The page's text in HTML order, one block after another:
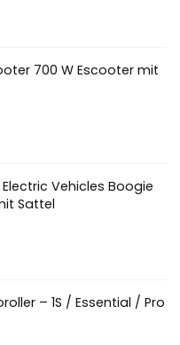
700 W Escooter mit
Electric Vehicles Boogie
Sattel
– 1S / Essential / Pro